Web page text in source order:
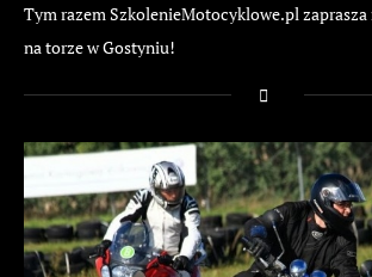
Tym razem SzkolenieMotocyklowe.pl
na torze w Gostyniu!